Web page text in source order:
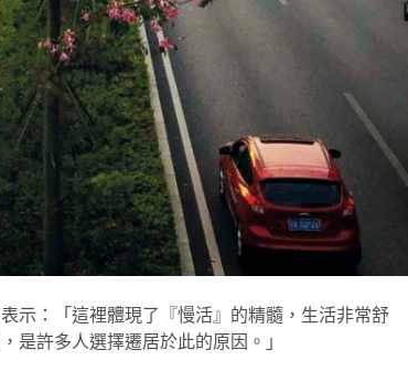
示：「這裡體現了『慢活』的精髓，生活非常舒
是許多人選擇遷居於此的原因。」